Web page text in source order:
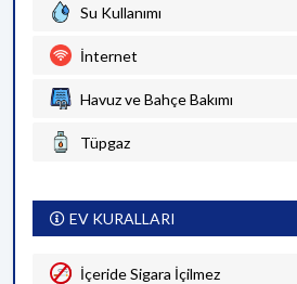
Su Kullanımı
İnternet
Havuz ve Bahçe Bakımı
Tüpgaz
EV KURALLARI
İçeride Sigara İçilmez